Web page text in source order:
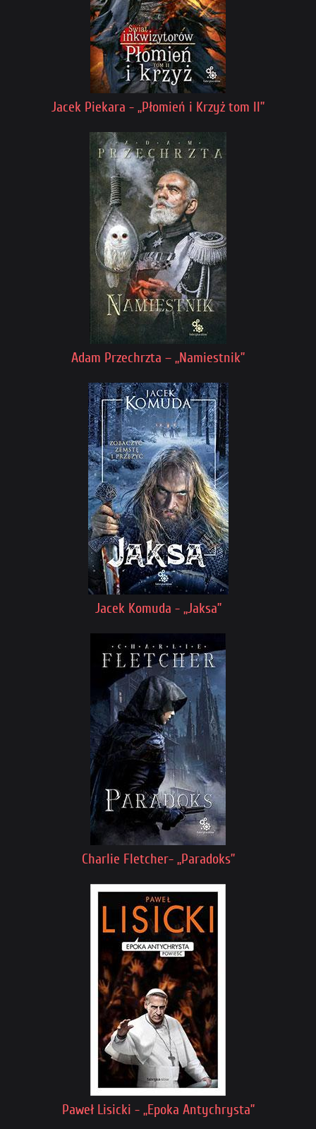
Jacek Piekara - „Płomień i Krzyż tom II”
Adam Przechrzta – „Namiestnik”
Jacek Komuda - „Jaksa”
Charlie Fletcher- „Paradoks”
Paweł Lisicki - „Epoka Antychrysta”